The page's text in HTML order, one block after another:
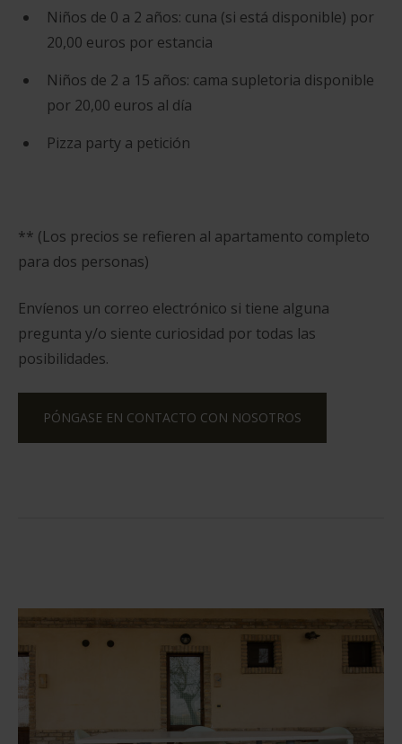
Niños de 0 a 2 años: cuna (si está disponible) por
20,00 euros por estancia
Niños de 2 a 15 años: cama supletoria disponible
por 20,00 euros al día
Pizza party a petición
** (Los precios se refieren al apartamento completo
para dos personas)
Envíenos un correo electrónico si tiene alguna
pregunta y/o siente curiosidad por todas las
posibilidades.
PÓNGASE EN CONTACTO CON NOSOTROS